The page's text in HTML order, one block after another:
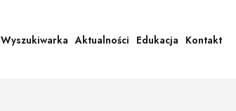
Wyszukiwarka Aktualności Edukacja Kontakt